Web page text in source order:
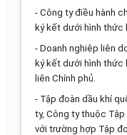
- Công ty điều hành
ký kết dưới hình thức
- Doanh nghiệp liên
ký kết dưới hình thức
liên Chính phủ.
- Tập đoàn dầu khí
ty, Công ty thuộc
với trường hợp Tập